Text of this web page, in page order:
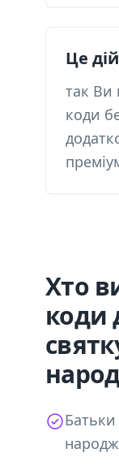
Це
так Ви
коди
Хто
коди
Батьки